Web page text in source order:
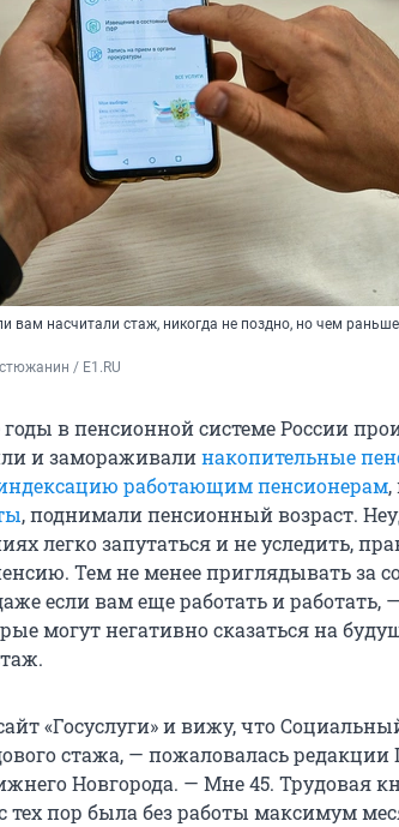
вам насчитали стаж, никогда не поздно, но чем
/ E1.RU
годы в пенсионной системе России
и замораживалинакопительные
работающим пенсионерам
, поднимали пенсионный возраст.
легко запутаться и не уследить,
Тем не менее приглядывать за
если вам еще работать и
могут негативно сказаться на
«Госуслуги» и вижу, что
стажа, — пожаловалась редакции
Новгорода. — Мне 45. Трудовая
тех пор была без работы максимум